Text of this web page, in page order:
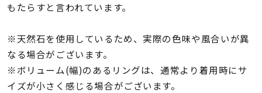
レディース
メンズ
リングサイズ
～
もたらすと言われています。
※天然石を使用しているため、実際の色味や風合いが異
なる場合がございます。
※ボリューム(幅)のあるリングは、通常より着用時にサ
イズが小さく感じる場合がございます。